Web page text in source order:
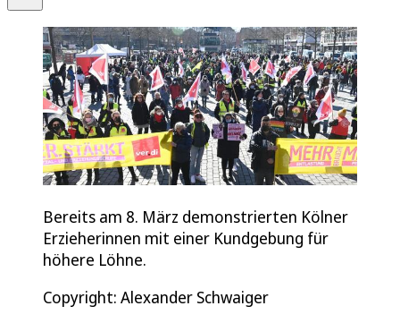
Bereits am 8. März demonstrierten Kölner
Erzieherinnen mit einer Kundgebung für
höhere Löhne.
Copyright: Alexander Schwaiger